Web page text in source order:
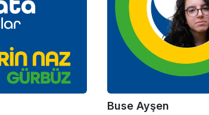
Buse Ayşen